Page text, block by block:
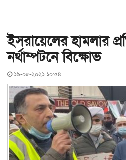
ইসরায়েলের হামলার
নর্থাম্পটনে বিক্ষোভ
১৯-০৫-২০২১ ১০:৫৪